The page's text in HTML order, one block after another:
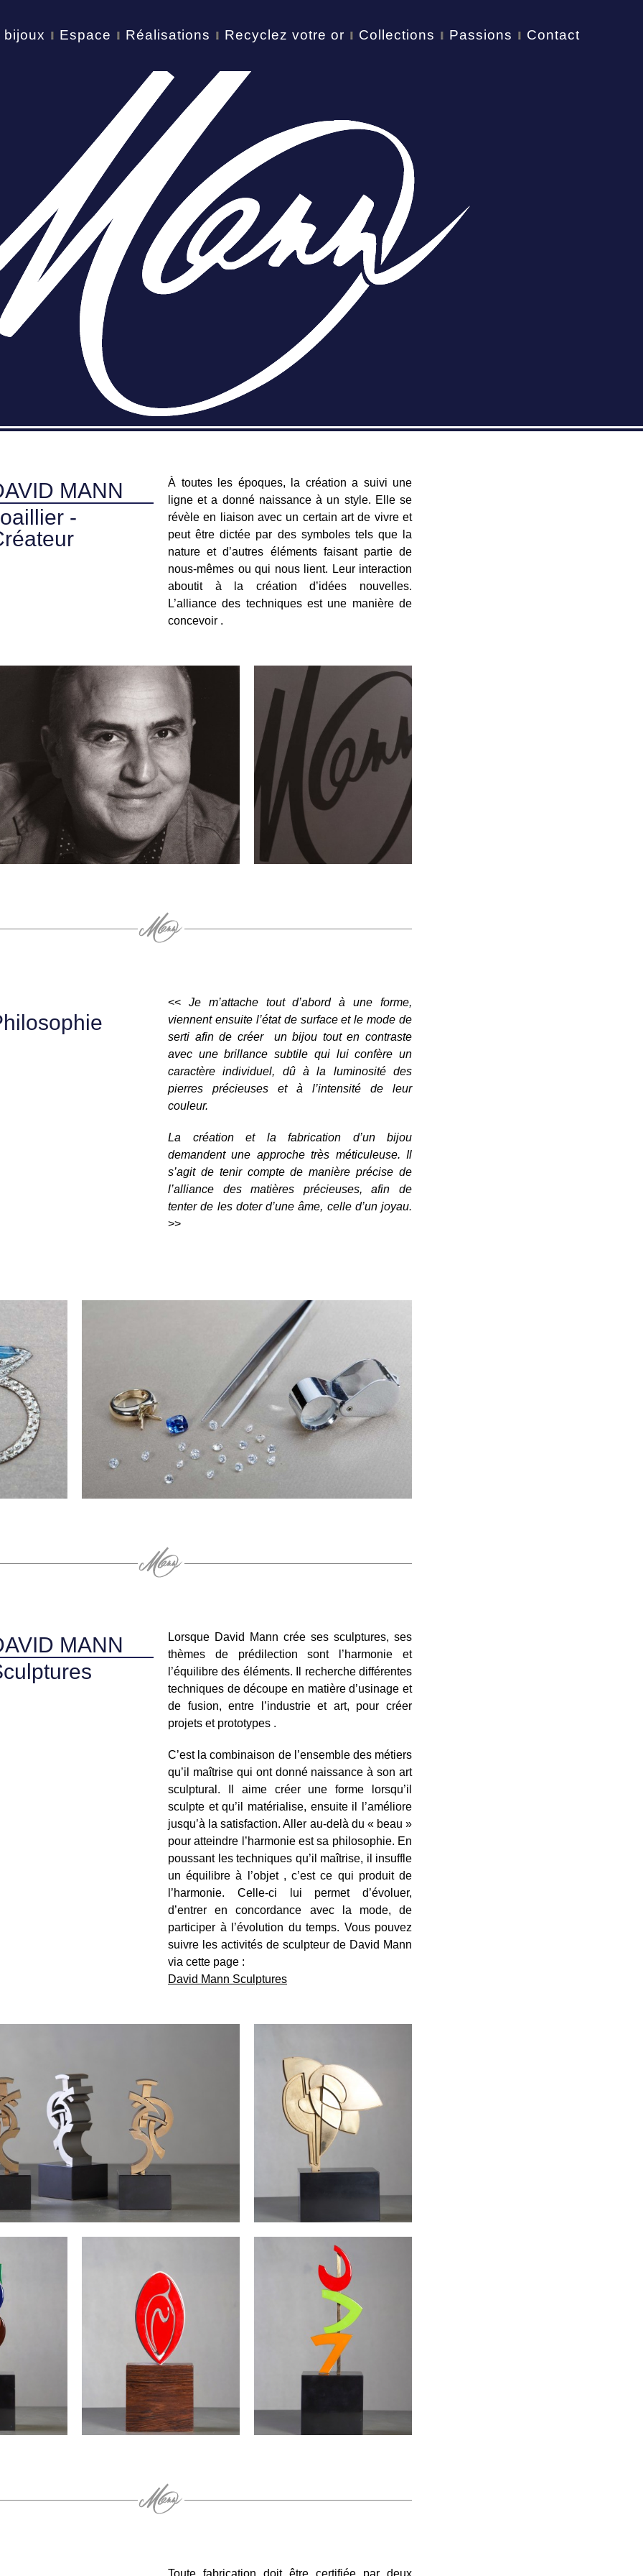
bijoux Espace Réalisations Recyclez votre or Collections Passions Contact
MANN
-
À toutes les époques, la création a suivi une
ligne et a donné naissance à un style. Elle se
révèle en liaison avec un certain art de vivre et
peut être dictée par des symboles tels que la
nature et d’autres éléments faisant partie de
nous-mêmes ou qui nous lient. Leur interaction
aboutit à la création d’idées nouvelles.
L’alliance des techniques est une manière de
concevoir .
<< Je m’attache tout d’abord à une forme,
viennent ensuite l’état de surface et le mode de
serti afin de créer un bijou tout en contraste
avec une brillance subtile qui lui confère un
caractère individuel, dû à la luminosité des
pierres précieuses et à l’intensité de leur
couleur.
La création et la fabrication d’un bijou
demandent une approche très méticuleuse. Il
s’agit de tenir compte de manière précise de
l’alliance des matières précieuses, afin de
tenter de les doter d’une âme, celle d’un joyau.
>>
MANN
Lorsque David Mann crée ses sculptures, ses
thèmes de prédilection sont l’harmonie et
l’équilibre des éléments. Il recherche différentes
techniques de découpe en matière d’usinage et
de fusion, entre l’industrie et art, pour créer
projets et prototypes .
C’est la combinaison de l’ensemble des métiers
qu’il maîtrise qui ont donné naissance à son art
sculptural. Il aime créer une forme lorsqu’il
sculpte et qu’il matérialise, ensuite il l’améliore
jusqu’à la satisfaction. Aller au-delà du « beau »
pour atteindre l’harmonie est sa philosophie. En
poussant les techniques qu’il maîtrise, il insuffle
un équilibre à l’objet , c’est ce qui produit de
l’harmonie. Celle-ci lui permet d’évoluer,
d’entrer en concordance avec la mode, de
participer à l’évolution du temps. Vous pouvez
suivre les activités de sculpteur de David Mann
via cette page :
David Mann Sculptures
Toute fabrication doit être certifiée par deux